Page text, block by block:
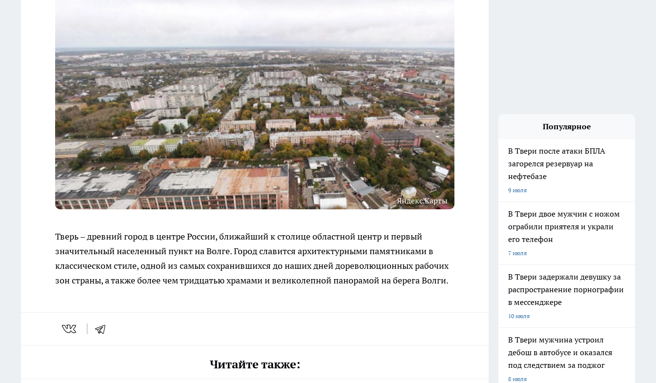
Яндекс.Карты
Тверь – древний город в центре России, ближайший к столице областной центр и первый
значительный населенный пункт на Волге. Город славится архитектурными памятниками в
классическом стиле, одной из самых сохранившихся до наших дней дореволюционных рабочих
зон страны, а также более чем тридцатью храмами и великолепной панорамой на берега Волги.
Читайте также:
Популярное
В Твери после атаки БПЛА
загорелся резервуар на
нефтебазе
9 июля
В Твери двое мужчин с ножом
ограбили приятеля и украли
его телефон
7 июля
В Твери задержали девушку за
распространение порнографии
в мессенджере
10 июля
В Твери мужчина устроил
дебош в автобусе и оказался
под следствием за поджог
8 июля